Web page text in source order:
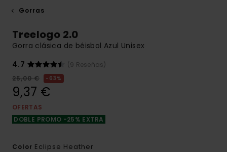
Gorras
Treelogo 2.0
Gorra clásica de béisbol Azul Unisex
4.7
(9 Reseñas)
25,00 €
63%
9,37 €
OFERTAS
DOBLE PROMO -25% EXTRA
Color Eclipse Heather